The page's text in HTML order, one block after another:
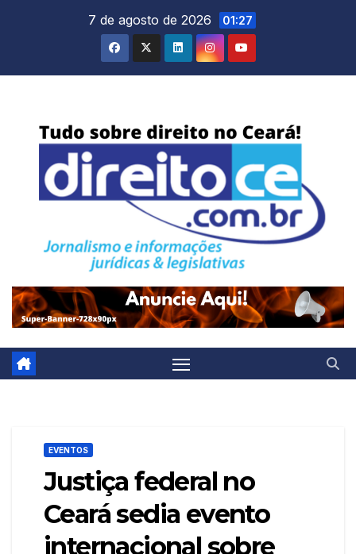
7 de agosto de 2026 01:27
EVENTOS
Justiça federal no
Ceará sedia evento
internacional sobre